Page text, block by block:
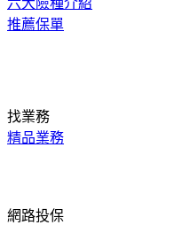
六大險種介紹
推薦保單
找業務
精品業務
網路投保